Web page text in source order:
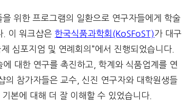
위한 프로그램의 일환으로 연구자들에게 학술
. 이 워크샵은한국식품과학회(KoSFoST)가 대구
심포지엄 및 연례회의”에서 진행되었습니다.
대한 연구를 촉진하고, 학계와 식품업계를 연
참가자들은 교수, 신진 연구자와 대학원생들
본에 대해 더 잘 이해할 수 있었습니다.